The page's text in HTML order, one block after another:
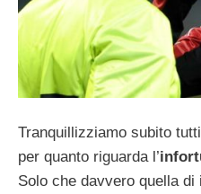
Tranquillizziamo subito
per quanto riguarda l’
Solo che davvero quella